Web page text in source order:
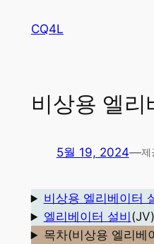
CQ4L
비상용 엘리
5월 19, 2024—제
비상용 엘리베이터
엘리베이터 설비 (JV)
목차(비상용 엘리베